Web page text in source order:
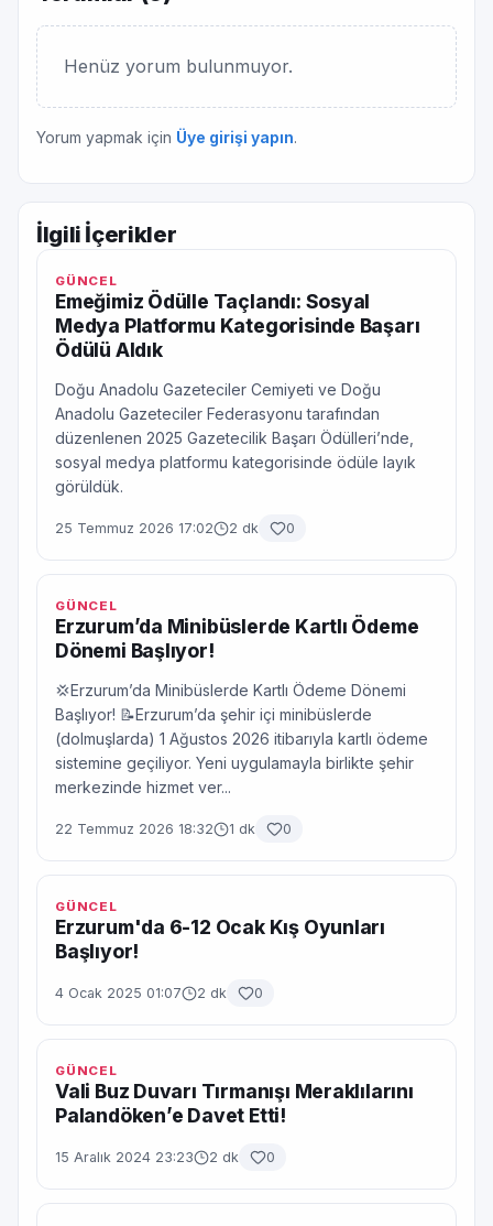
Henüz yorum bulunmuyor.
Yorum yapmak için Üye girişi yapın.
İlgili İçerikler
GÜNCEL
Emeğimiz Ödülle Taçlandı: Sosyal
Medya Platformu Kategorisinde Başarı
Ödülü Aldık
Doğu Anadolu Gazeteciler Cemiyeti ve Doğu
Anadolu Gazeteciler Federasyonu tarafından
düzenlenen 2025 Gazetecilik Başarı Ödülleri’nde,
sosyal medya platformu kategorisinde ödüle layık
görüldük.
25 Temmuz 2026 17:02 2 dk 0
GÜNCEL
Erzurum’da Minibüslerde Kartlı Ödeme
Dönemi Başlıyor!
💢Erzurum’da Minibüslerde Kartlı Ödeme Dönemi
Başlıyor! 📝Erzurum’da şehir içi minibüslerde
(dolmuşlarda) 1 Ağustos 2026 itibarıyla kartlı ödeme
sistemine geçiliyor. Yeni uygulamayla birlikte şehir
merkezinde hizmet ver...
22 Temmuz 2026 18:32 1 dk 0
GÜNCEL
Erzurum'da 6-12 Ocak Kış Oyunları
Başlıyor!
4 Ocak 2025 01:07 2 dk 0
GÜNCEL
Vali Buz Duvarı Tırmanışı Meraklılarını
Palandöken’e Davet Etti!
15 Aralık 2024 23:23 2 dk 0